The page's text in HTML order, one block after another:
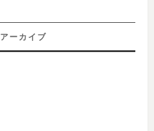
アーカイブ